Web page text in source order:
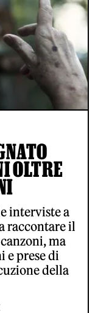
OLTRE
interviste a
raccontare il
ma
e prese di
della